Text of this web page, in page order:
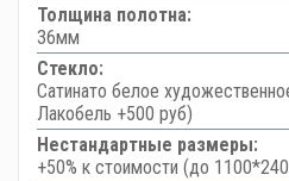
Толщина полотна:
36мм
Стекло:
Сатинато белое
Лакобель +500 руб)
Нестандартные размеры:
+50% к стоимости (до